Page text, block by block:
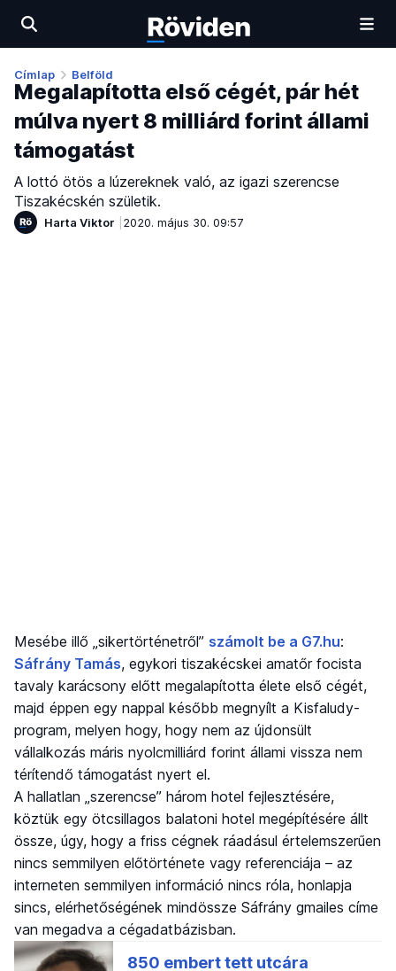
Címlap Belföld
Megalapította első cégét, pár hét
múlva nyert 8 milliárd forint állami
támogatást
A lottó ötös a lúzereknek való, az igazi szerencse
Tiszakécskén születik.
Harta Viktor 2020. május 30. 09:57
Mesébe illő „sikertörténetről” számolt be a G7.hu:
Sáfrány Tamás, egykori tiszakécskei amatőr focista
tavaly karácsony előtt megalapította élete első cégét,
majd éppen egy nappal később megnyílt a Kisfaludy-
program, melyen hogy, hogy nem az újdonsült
vállalkozás máris nyolcmilliárd forint állami vissza nem
térítendő támogatást nyert el.
A hallatlan „szerencse” három hotel fejlesztésére,
köztük egy ötcsillagos balatoni hotel megépítésére állt
össze, úgy, hogy a friss cégnek ráadásul értelemszerűen
nincs semmilyen előtörténete vagy referenciája – az
interneten semmilyen információ nincs róla, honlapja
sincs, elérhetőségének mindössze Sáfrány gmailes címe
van megadva a cégadatbázisban.